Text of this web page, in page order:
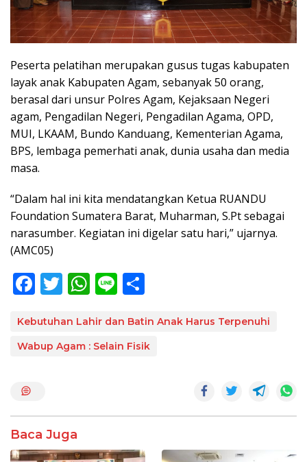
Peserta pelatihan merupakan gusus tugas kabupaten
layak anak Kabupaten Agam, sebanyak 50 orang,
berasal dari unsur Polres Agam, Kejaksaan Negeri
agam, Pengadilan Negeri, Pengadilan Agama, OPD,
MUI, LKAAM, Bundo Kanduang, Kementerian Agama,
BPS, lembaga pemerhati anak, dunia usaha dan media
masa.
“Dalam hal ini kita mendatangkan Ketua RUANDU
Foundation Sumatera Barat, Muharman, S.Pt sebagai
narasumber. Kegiatan ini digelar satu hari,” ujarnya.
(AMC05)
F
ac
e
b
k
T
w
itt
er
W
h
at
s
p
Li
n
e ar
e
Kebutuhan Lahir dan Batin Anak Harus Terpenuhi
Wabup Agam : Selain Fisik
Baca Juga